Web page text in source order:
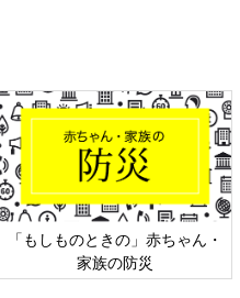
「もしものときの」赤ちゃん・
家族の防災